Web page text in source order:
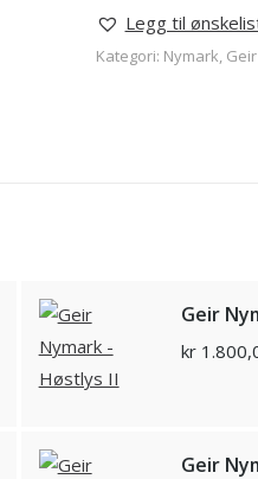
Legg til
Kategori: Nymark, Geir
Geir
kr
Geir